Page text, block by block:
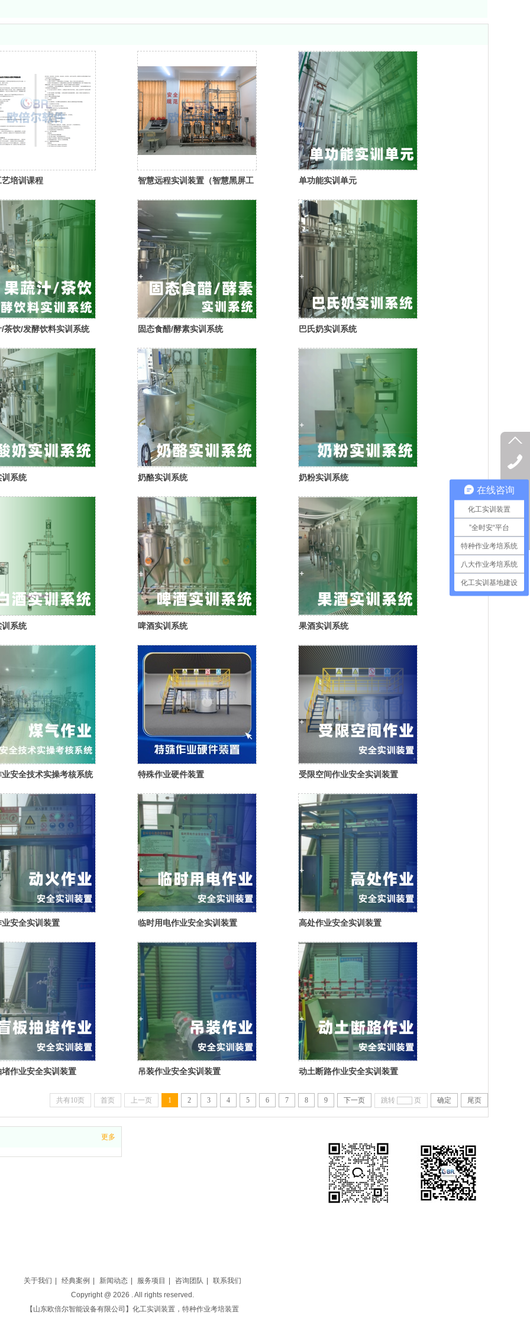
培训课程
智慧远程实训装置（智慧黑屏工
单功能实训单元
茶饮/发酵饮料实训系统 固态食醋/酵素实训系统 巴氏奶实训系统
系统 奶酪实训系统 奶粉实训系统
系统 啤酒实训系统 果酒实训系统
安全技术实操考核系统 特殊作业硬件装置 受限空间作业安全实训装置
安全实训装置 临时用电作业安全实训装置 高处作业安全实训装置
作业安全实训装置 吊装作业安全实训装置 动土断路作业安全实训装置
共有10页 首页 上一页 1 2 3 4 5 6 7 8 9 下一页 跳转 页 确定 尾页
更多
关于我们 经典案例 新闻动态 服务项目 咨询团队
联系我们
Copyright @ 2026 . All rights reserved.
【山东欧倍尔智能设备有限公司】化工实训装置，特种作业考培装置
在线咨询
化工实训装置
”全时安“平台
特种作业考培系统
八大作业考培系统
化工实训基地建设